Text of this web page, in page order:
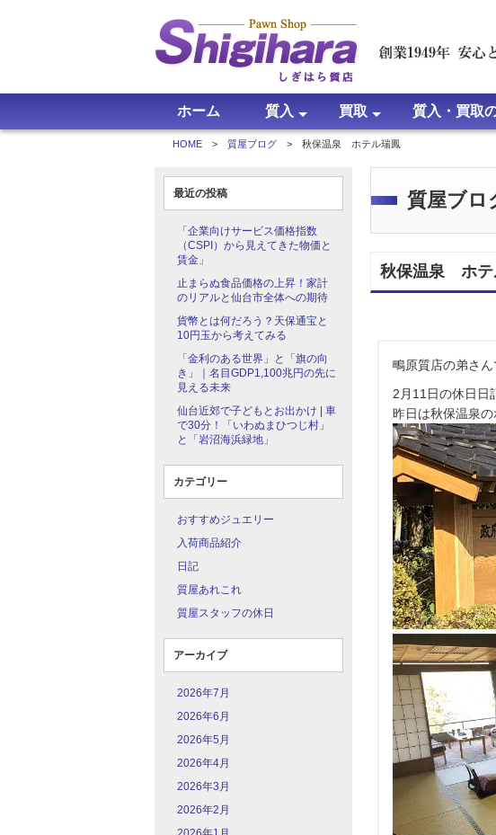
ホーム 質入
質入について
よくある質問
買取
買取について
買取価格
買取実績
よくある質問
質入・買取
HOME > 質屋ブログ > 秋保温泉 ホテル瑞鳳
最近の投稿
「企業向けサービス価格指数
（CSPI）から見えてきた物価と
賃金」
止まらぬ食品価格の上昇！家計
のリアルと仙台市全体への期待
貨幣とは何だろう？天保通宝と
10円玉から考えてみる
「金利のある世界」と「旗の向
き」｜名目GDP1,100兆円の先に
見える未来
仙台近郊で子どもとお出かけ | 車
で30分！「いわぬまひつじ村」
と「岩沼海浜緑地」
カテゴリー
おすすめジュエリー
入荷商品紹介
日記
質屋あれこれ
質屋スタッフの休日
アーカイブ
2026年7月
2026年6月
2026年5月
2026年4月
2026年3月
2026年2月
質屋ブロ
秋保温泉 ホテ
鴫原質店の弟さん
2月11日の休日日
昨日は秋保温泉の